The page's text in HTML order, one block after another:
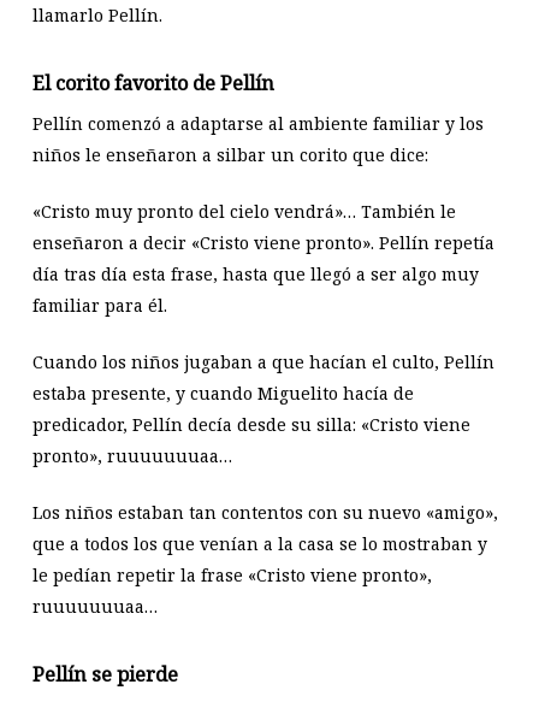
llamarlo Pellín.
El corito favorito de Pellín
Pellín comenzó a adaptarse al ambiente familiar y los
niños le enseñaron a silbar un corito que dice:
«Cristo muy pronto del cielo vendrá»… También le
enseñaron a decir «Cristo viene pronto». Pellín repetía
día tras día esta frase, hasta que llegó a ser algo muy
familiar para él.
Cuando los niños jugaban a que hacían el culto, Pellín
estaba presente, y cuando Miguelito hacía de
predicador, Pellín decía desde su silla: «Cristo viene
pronto», ruuuuuuuaa…
Los niños estaban tan contentos con su nuevo «amigo»,
que a todos los que venían a la casa se lo mostraban y
le pedían repetir la frase «Cristo viene pronto»,
ruuuuuuuaa…
Pellín se pierde